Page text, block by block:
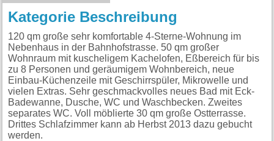
Kategorie Beschreibung
120 qm große sehr komfortable 4-Sterne-Wohnung im
Nebenhaus in der Bahnhofstrasse. 50 qm großer
Wohnraum mit kuscheligem Kachelofen, Eßbereich für bis
zu 8 Personen und geräumigem Wohnbereich, neue
Einbau-Küchenzeile mit Geschirrspüler, Mikrowelle und
vielen Extras. Sehr geschmackvolles neues Bad mit Eck-
Badewanne, Dusche, WC und Waschbecken. Zweites
separates WC. Voll möblierte 30 qm große Ostterrasse.
Drittes Schlafzimmer kann ab Herbst 2013 dazu gebucht
werden.